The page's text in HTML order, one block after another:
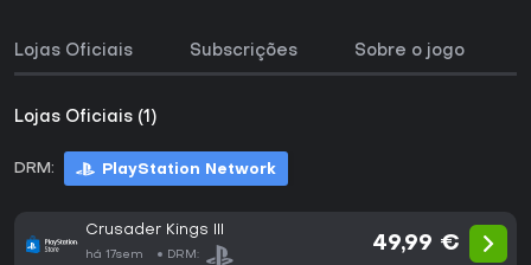
Lojas Oficiais Subscrições Sobre o jogo
Lojas Oficiais (1)
DRM: PlayStation Network
Crusader Kings III
há 17sem DRM:
49,99 €